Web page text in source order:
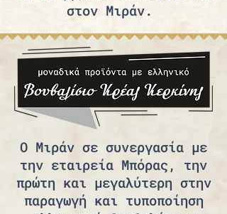
στον Μιράν.
Ο Μιράν σε συνεργασία με
την εταιρεία Μπόρας, την
πρώτη και μεγαλύτερη στην
παραγωγή και τυποποίηση